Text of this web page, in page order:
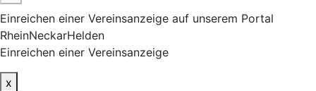
Einreichen einer Vereinsanzeige auf unserem Portal
RheinNeckarHelden
Einreichen einer Vereinsanzeige
x